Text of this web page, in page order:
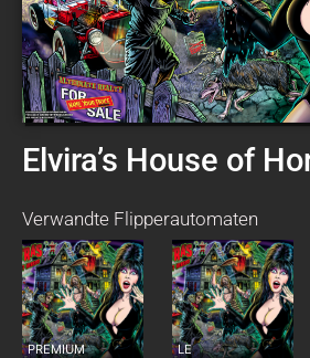
Elvira’s House of
Verwandte Flipperautomaten
PREMIUM LE